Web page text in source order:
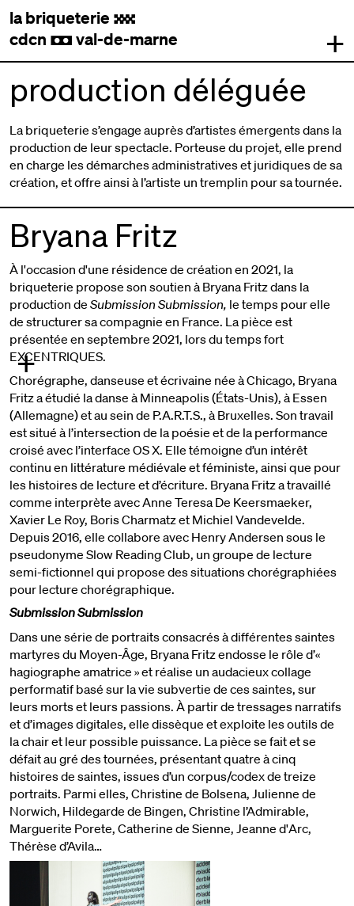
la briqueterie .
cdcn , val-de-marne
+
production déléguée
La briqueterie s’engage auprès d’artistes émergents dans la
production de leur spectacle. Porteuse du projet, elle prend
en charge les démarches administratives et juridiques de sa
création, et offre ainsi à l’artiste un tremplin pour sa tournée.
Bryana Fritz
+
À l'occasion d'une résidence de création en 2021, la
briqueterie propose son soutien à Bryana Fritz dans la
production de Submission Submission, le temps pour elle
de structurer sa compagnie en France. La pièce est
présentée en septembre 2021, lors du temps fort
EXCENTRIQUES.
Chorégraphe, danseuse et écrivaine née à Chicago, Bryana
Fritz a étudié la danse à Minneapolis (États-Unis), à Essen
(Allemagne) et au sein de P.A.R.T.S., à Bruxelles. Son travail
est situé à l’intersection de la poésie et de la performance
croisé avec l’interface OS X. Elle témoigne d’un intérêt
continu en littérature médiévale et féministe, ainsi que pour
les histoires de lecture et d’écriture. Bryana Fritz a travaillé
comme interprète avec Anne Teresa De Keersmaeker,
Xavier Le Roy, Boris Charmatz et Michiel Vandevelde.
Depuis 2016, elle collabore avec Henry Andersen sous le
pseudonyme Slow Reading Club, un groupe de lecture
semi-fictionnel qui propose des situations chorégraphiées
pour lecture chorégraphique.
Submission Submission
Dans une série de portraits consacrés à différentes saintes
martyres du Moyen-Âge, Bryana Fritz endosse le rôle d’«
hagiographe amatrice » et réalise un audacieux collage
performatif basé sur la vie subvertie de ces saintes, sur
leurs morts et leurs passions. À partir de tressages narratifs
et d’images digitales, elle dissèque et exploite les outils de
la chair et leur possible puissance. La pièce se fait et se
défait au gré des tournées, présentant quatre à cinq
histoires de saintes, issues d’un corpus/codex de treize
portraits. Parmi elles, Christine de Bolsena, Julienne de
Norwich, Hildegarde de Bingen, Christine l’Admirable,
Marguerite Porete, Catherine de Sienne, Jeanne d'Arc,
Thérèse d’Avila…